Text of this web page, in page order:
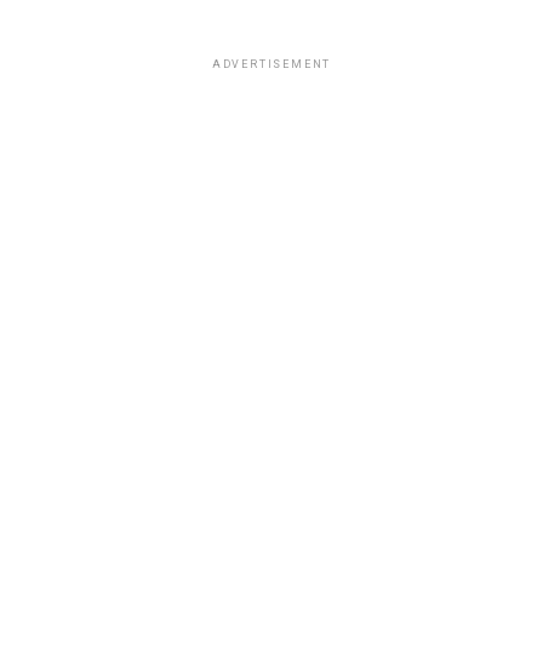
ADVERTISEMENT